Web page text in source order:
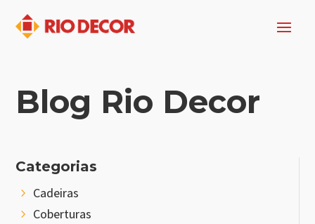
Blog Rio Decor
Categorias
5 Cadeiras
5 Coberturas